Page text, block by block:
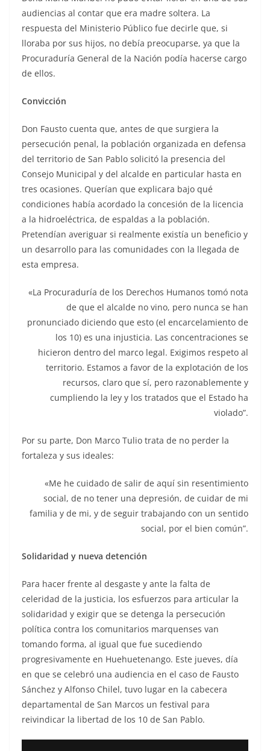
audiencias al contar que era madre soltera. La
respuesta del Ministerio Público fue decirle que, si
lloraba por sus hijos, no debía preocuparse, ya que la
Procuraduría General de la Nación podía hacerse cargo
de ellos.
Convicción
Don Fausto cuenta que, antes de que surgiera la
persecución penal, la población organizada en defensa
del territorio de San Pablo solicitó la presencia del
Consejo Municipal y del alcalde en particular hasta en
tres ocasiones. Querían que explicara bajo qué
condiciones había acordado la concesión de la licencia
a la hidroeléctrica, de espaldas a la población.
Pretendían averiguar si realmente existía un beneficio y
un desarrollo para las comunidades con la llegada de
esta empresa.
«La Procuraduría de los Derechos Humanos tomó nota
de que el alcalde no vino, pero nunca se han
pronunciado diciendo que esto (el encarcelamiento de
los 10) es una injusticia. Las concentraciones se
hicieron dentro del marco legal. Exigimos respeto al
territorio. Estamos a favor de la explotación de los
recursos, claro que sí, pero razonablemente y
cumpliendo la ley y los tratados que el Estado ha
violado”.
Por su parte, Don Marco Tulio trata de no perder la
fortaleza y sus ideales:
«Me he cuidado de salir de aquí sin resentimiento
social, de no tener una depresión, de cuidar de mi
familia y de mi, y de seguir trabajando con un sentido
social, por el bien común”.
Solidaridad y nueva detención
Para hacer frente al desgaste y ante la falta de
celeridad de la justicia, los esfuerzos para articular la
solidaridad y exigir que se detenga la persecución
política contra los comunitarios marquenses van
tomando forma, al igual que fue sucediendo
progresivamente en Huehuetenango. Este jueves, día
en que se celebró una audiencia en el caso de Fausto
Sánchez y Alfonso Chilel, tuvo lugar en la cabecera
departamental de San Marcos un festival para
reivindicar la libertad de los 10 de San Pablo.